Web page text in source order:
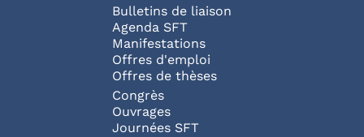
Bulletins de liaison
Agenda SFT
Manifestations
Offres d'emploi
Offres de thèses
Congrès
Ouvrages
Journées SFT